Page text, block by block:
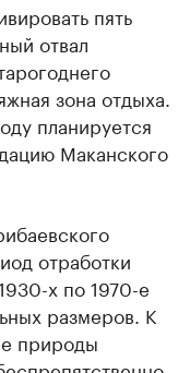
пять
отвал
зона отдыха.
планируется
Маканского
отработки
х по 1970-е
размеров. К
природы